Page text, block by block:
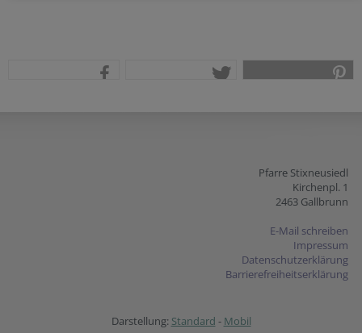
Pfarre Stixneusiedl
Kirchenpl. 1
2463 Gallbrunn
E-Mail schreiben
Impressum
Datenschutzerklärung
Barrierefreiheitserklärung
Darstellung: Standard - Mobil